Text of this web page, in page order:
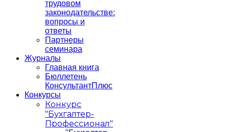
трудовом
законодательстве:
вопросы и
ответы
Партнеры
семинара
Журналы
Главная книга
Бюллетень
КонсультантПлюс
Конкурсы
Конкурс
"Бухгалтер-
Профессионал"